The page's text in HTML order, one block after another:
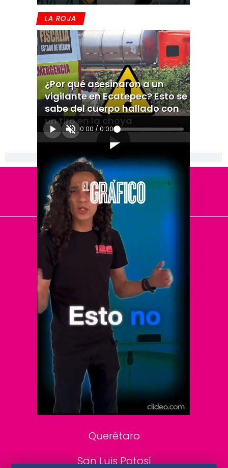
LA ROJA
¿Por qué asesinaron a un
vigilante en Ecatepec? Esto se
sabe del cuerpo hallado con
un tiro en la choya
0:00 / 0:00
[Publicidad]
El Universal
Vive USA
Clase
De 10 sports
DeDinero
Confabulario
Aviso Oportuno
Consultas
Querétaro
San Luis Potosí